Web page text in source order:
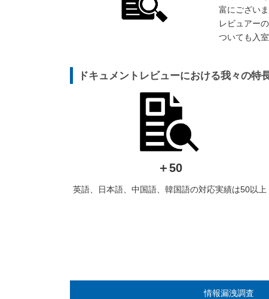
富にございま
レビュアー
ついても入
ドキュメントレビューにおける我々の特
＋50
英語、日本語、中国語、韓国語の対応実績は50以上
情報漏洩調査